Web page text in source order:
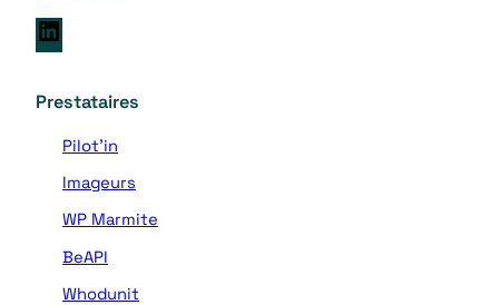
i
k
e
I
n
Prestataires
Pilot’in
Imageurs
WP Marmite
BeAPI
Whodunit